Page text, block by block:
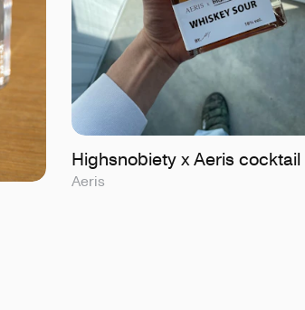
Highsnobiety x Aeris cocktail
Aeris